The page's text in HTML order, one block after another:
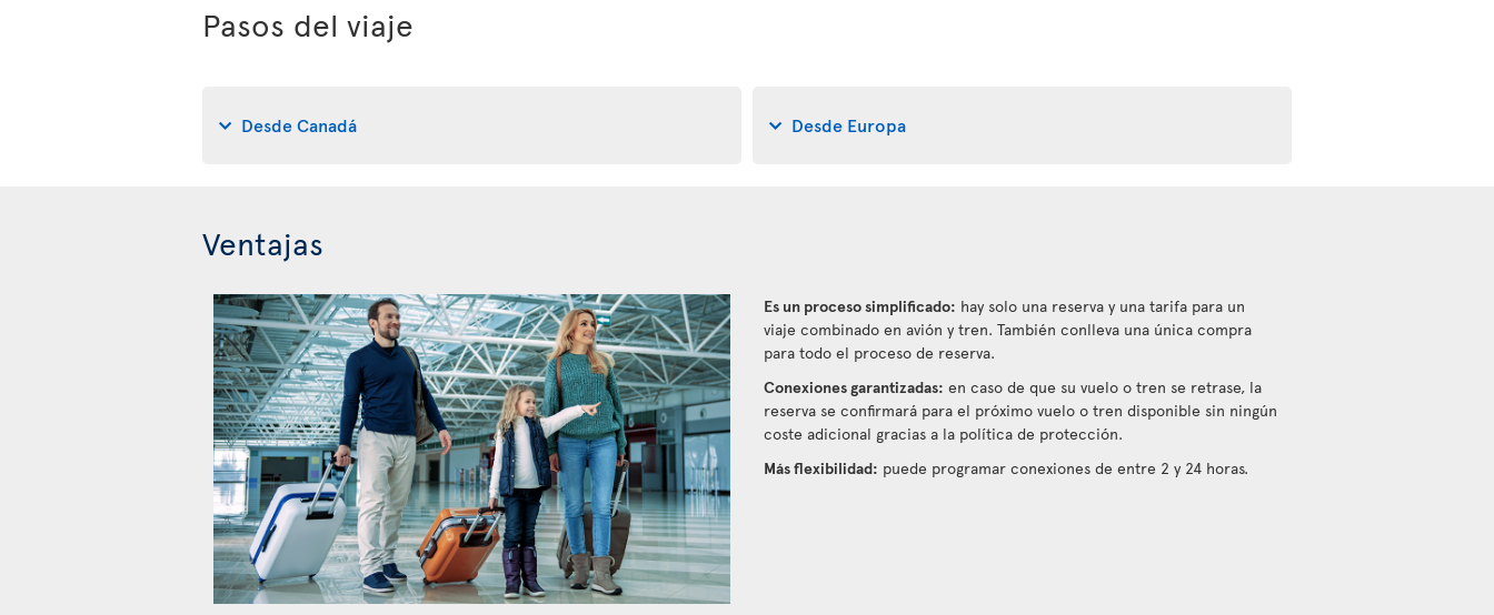
Pasos del viaje
Desde Canadá Desde Europa
Ventajas
Es un proceso simplificado: hay solo una reserva y una tarifa para un
viaje combinado en avión y tren. También conlleva una única compra
para todo el proceso de reserva.
Conexiones garantizadas: en caso de que su vuelo o tren se retrase, la
reserva se confirmará para el próximo vuelo o tren disponible sin ningún
coste adicional gracias a la política de protección.
Más flexibilidad: puede programar conexiones de entre 2 y 24 horas.